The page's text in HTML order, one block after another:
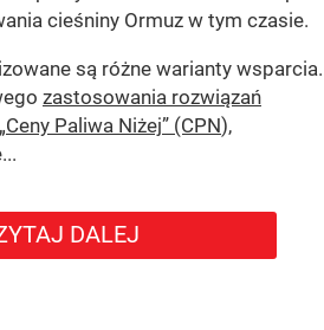
cieśniny Ormuz w tym czasie.
są różne warianty wsparcia.
zastosowania rozwiązań
Paliwa Niżej” (CPN),
DALEJ